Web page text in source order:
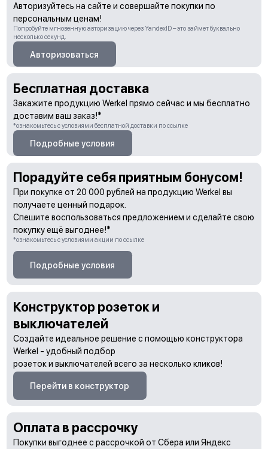
Авторизуйтесь на сайте и совершайте покупки по
персональным ценам!
Попробуйте мгновенную авторизацию через YandexID – это займет буквально
несколько секунд.
Авторизоваться
Бесплатная доставка
Закажите продукцию Werkel прямо сейчас и мы бесплатно
доставим ваш заказ!*
*ознакомьтесь с условиями бесплатной доставки по ссылке
Подробные условия
Порадуйте себя приятным бонусом!
При покупке от 20 000 рублей на продукцию Werkel вы
получаете ценный подарок.
Спешите воспользоваться предложением и сделайте свою
покупку ещё выгоднее!*
*ознакомьтесь с условиями акции по ссылке
Подробные условия
Конструктор розеток и
выключателей
Создайте идеальное решение с помощью конструктора
Werkel - удобный подбор
розеток и выключателей всего за несколько кликов!
Перейти в конструктор
Оплата в рассрочку
Покупки выгоднее с рассрочкой от Сбера или Яндекс